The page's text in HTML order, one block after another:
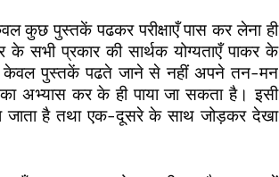
केवल कुछ पुस्तकें पढकर परीक्षाएँ पास कर लेना ही
के सभी प्रकार की सार्थक योग्यताएँ पाकर के
केवल पुस्तकें पढते जाने से नहीं अपने तन-मन
अभ्यास कर के ही पाया जा सकता है। इसी
जाता है तथा एक-दूसरे के साथ जोड़कर देखा